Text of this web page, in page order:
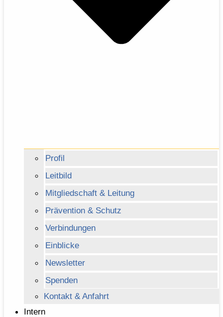
Profil
Leitbild
Mitgliedschaft & Leitung
Prävention & Schutz
Verbindungen
Einblicke
Newsletter
Spenden
Kontakt & Anfahrt
Intern